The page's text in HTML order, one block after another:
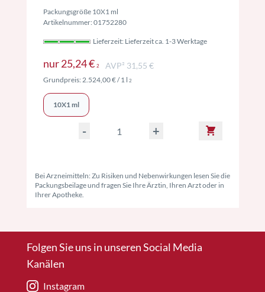
Packungsgröße 10X1 ml
Artikelnummer: 01752280
Lieferzeit: Lieferzeit ca. 1-3 Werktage
nur25,24 € 2Preise inkl. MwSt. ggf. zzgl. Versand
AVP² 31,55 €
Grundpreis:2.524,00 €/ 1 l 2Preise inkl. MwSt. ggf. zzgl. Versand
10X1 ml
- +
Bei Arzneimitteln: Zu Risiken und Nebenwirkungen lesen Sie die
Packungsbeilage und fragen Sie Ihre Ärztin, Ihren Arzt oder in
Ihrer Apotheke.
Folgen Sie uns in unseren Social Media
Kanälen
Instagram